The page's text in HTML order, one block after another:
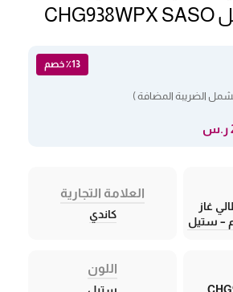
٪13 خصم
الضريبة المضافة )
غاز
العلامة التجارية
كاندي
اللون